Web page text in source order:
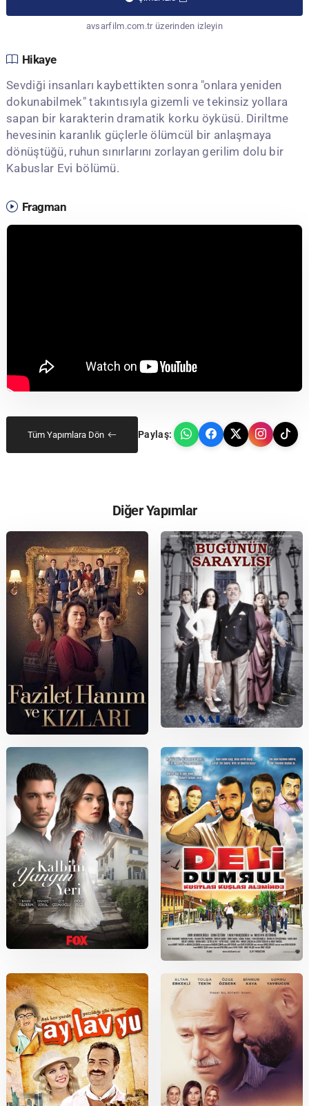
avsarfilm.com.tr üzerinden izleyin
Hikaye
Sevdiği insanları kaybettikten sonra "onlara yeniden
dokunabilmek" takıntısıyla gizemli ve tekinsiz yollara
sapan bir karakterin dramatik korku öyküsü. Diriltme
hevesinin karanlık güçlerle ölümcül bir anlaşmaya
dönüştüğü, ruhun sınırlarını zorlayan gerilim dolu bir
Kabuslar Evi bölümü.
Fragman
Tüm Yapımlara Dön Paylaş:
Diğer Yapımlar
2017
Fazilet Hanım ve Kızları
Bugünün Saraylısı
Kalbim Yangın Yeri
2010
Deli Dumrul: Kurtlar Kuşlar
Aleminde